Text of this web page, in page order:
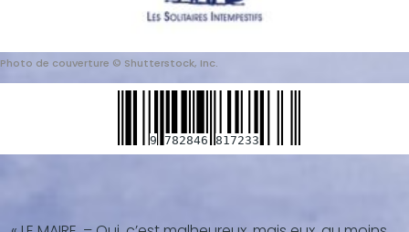
Photo de couverture © Shutterstock, Inc.
9 782846 817233